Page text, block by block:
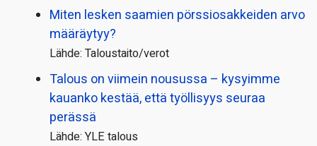
Miten lesken saamien pörssi­osakkeiden arvo
määräytyy?
Lähde: Taloustaito/verot
Talous on viimein nousussa – kysyimme
kauanko kestää, että työllisyys seuraa
perässä
Lähde: YLE talous